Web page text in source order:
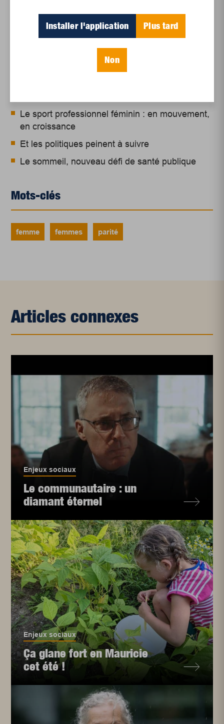
Articles récents
Un siècle de Mauriciennes dans la presse
Le sport professionnel féminin : en mouvement,
en croissance
Et les politiques peinent à suivre
Le sommeil, nouveau défi de santé publique
Mots-clés
femme femmes parité
Articles connexes
Enjeux sociaux
Le communautaire : un
diamant éternel
Enjeux sociaux
Ça glane fort en Mauricie
cet été !
Installer l'application Plus tard
Non